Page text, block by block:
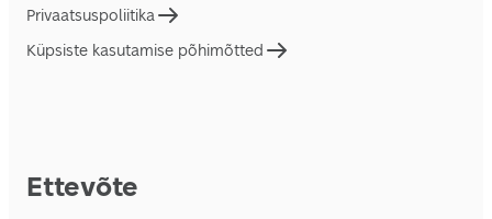
Privaatsuspoliitika
Küpsiste kasutamise põhimõtted
Ettevõte